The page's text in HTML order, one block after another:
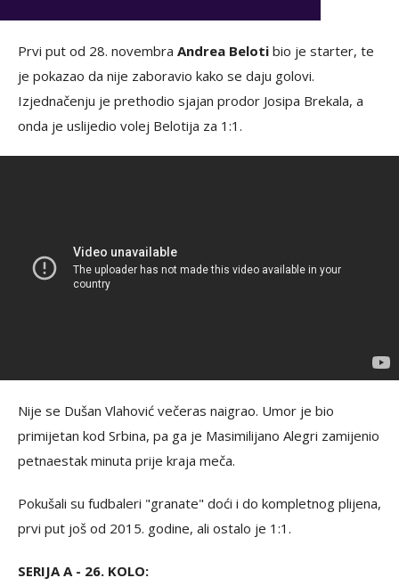
Prvi put od 28. novembra Andrea Beloti bio je starter, te
je pokazao da nije zaboravio kako se daju golovi.
Izjednačenju je prethodio sjajan prodor Josipa Brekala, a
onda je uslijedio volej Belotija za 1:1.
Nije se Dušan Vlahović večeras naigrao. Umor je bio
primijetan kod Srbina, pa ga je Masimilijano Alegri zamijenio
petnaestak minuta prije kraja meča.
Pokušali su fudbaleri "granate" doći i do kompletnog plijena,
prvi put još od 2015. godine, ali ostalo je 1:1.
SERIJA A - 26. KOLO: